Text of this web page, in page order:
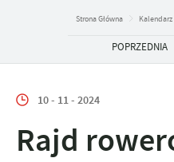
Strona Główna Kalendarz
POPRZEDNIA
10 - 11 - 2024
Rajd